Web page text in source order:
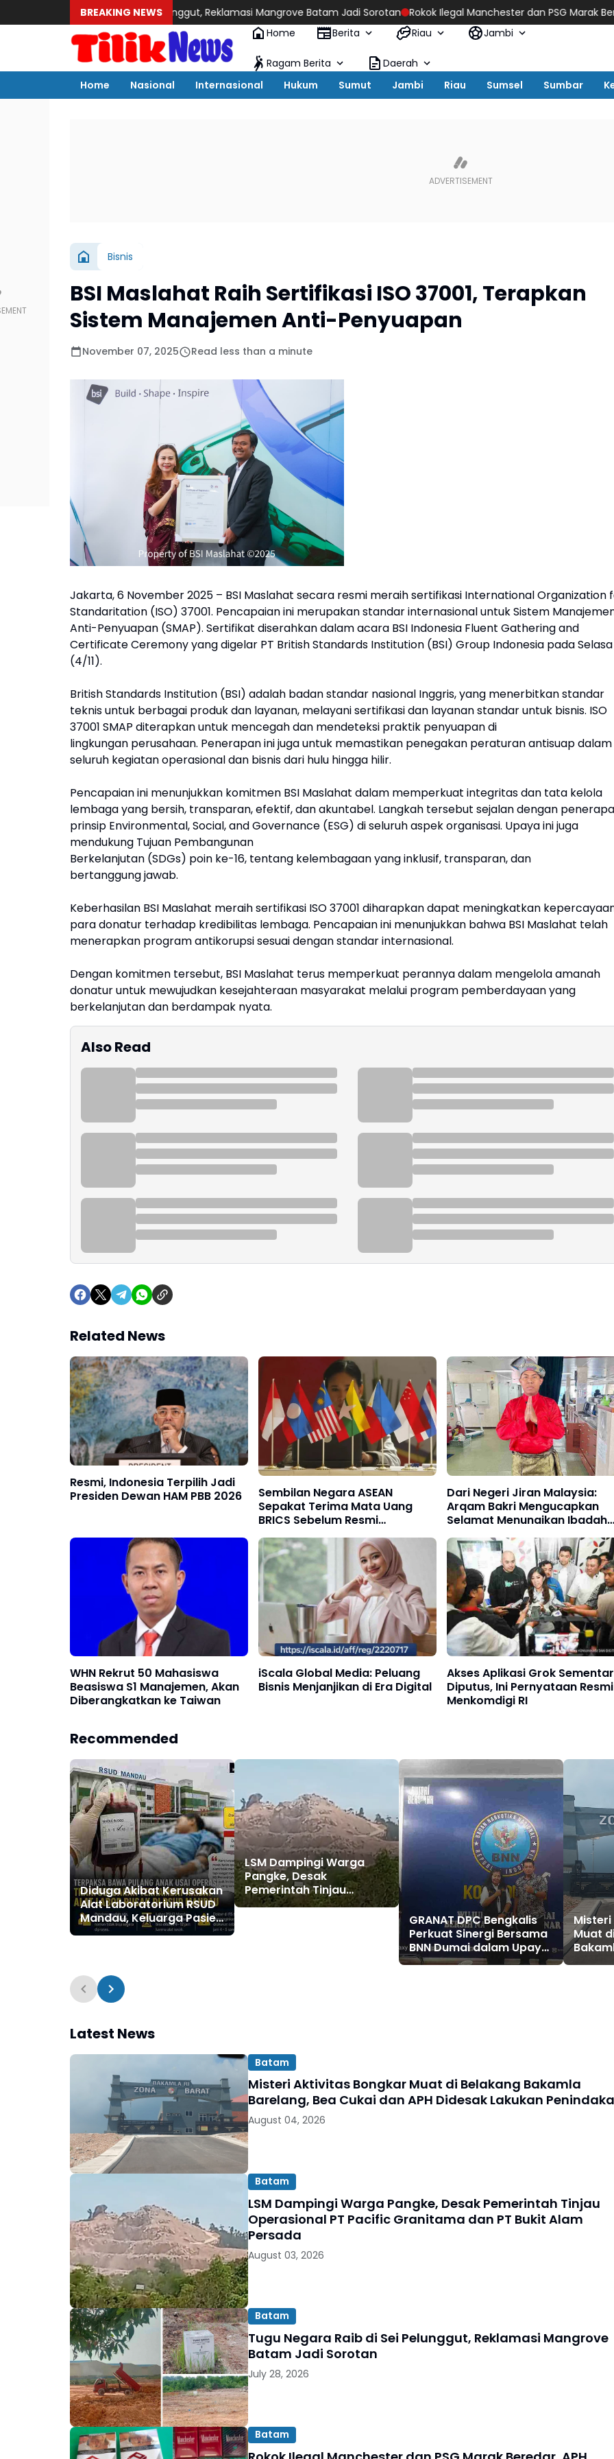
BREAKING NEWS
Raib di Sei Pelunggut, Reklamasi Mangrove Batam Jadi Sorotan Rokok Ilegal Manchester dan PSG Marak Beredar, APH
Home
Berita Riau Jambi
Ragam Berita
Daerah
Home
Nasional Internasional Hukum Sumut Jambi Riau Sumsel Sumbar
Bisnis
BSI Maslahat Raih Sertifikasi ISO 37001, Terapkan
Sistem Manajemen Anti-Penyuapan
November 07, 2025 Read less than a minute
Jakarta, 6 November 2025 – BSI Maslahat secara resmi meraih sertifikasi International Organization
Standaritation (ISO) 37001. Pencapaian ini merupakan standar internasional untuk Sistem
Anti-Penyuapan (SMAP). Sertifikat diserahkan dalam acara BSI Indonesia Fluent Gathering and
Certificate Ceremony yang digelar PT British Standards Institution (BSI) Group Indonesia pada Selasa
(4/11).
British Standards Institution (BSI) adalah badan standar nasional Inggris, yang menerbitkan standar
teknis untuk berbagai produk dan layanan, melayani sertifikasi dan layanan standar untuk bisnis. ISO
37001 SMAP diterapkan untuk mencegah dan mendeteksi praktik penyuapan di
lingkungan perusahaan. Penerapan ini juga untuk memastikan penegakan peraturan antisuap dalam
seluruh kegiatan operasional dan bisnis dari hulu hingga hilir.
Pencapaian ini menunjukkan komitmen BSI Maslahat dalam memperkuat integritas dan tata kelola
lembaga yang bersih, transparan, efektif, dan akuntabel. Langkah tersebut sejalan dengan
prinsip Environmental, Social, and Governance (ESG) di seluruh aspek organisasi. Upaya ini juga
mendukung Tujuan Pembangunan
Berkelanjutan (SDGs) poin ke-16, tentang kelembagaan yang inklusif, transparan, dan
bertanggung jawab.
Keberhasilan BSI Maslahat meraih sertifikasi ISO 37001 diharapkan dapat meningkatkan
para donatur terhadap kredibilitas lembaga. Pencapaian ini menunjukkan bahwa BSI Maslahat telah
menerapkan program antikorupsi sesuai dengan standar internasional.
Dengan komitmen tersebut, BSI Maslahat terus memperkuat perannya dalam mengelola amanah
donatur untuk mewujudkan kesejahteraan masyarakat melalui program pemberdayaan yang
berkelanjutan dan berdampak nyata.
Also Read
Related News
Resmi, Indonesia Terpilih Jadi
Presiden Dewan HAM PBB 2026
Sembilan Negara ASEAN
Sepakat Terima Mata Uang
BRICS Sebelum Resmi
Diluncurkan
Dari Negeri Jiran Malaysia:
Arqam Bakri Mengucapkan
Selamat Menunaikan Ibadah
WHN Rekrut 50 Mahasiswa
Beasiswa S1 Manajemen, Akan
Diberangkatkan ke Taiwan
iScala Global Media: Peluang
Bisnis Menjanjikan di Era Digital
Akses Aplikasi Grok
Diputus, Ini Pernyataan Resmi
Menkomdigi RI
Recommended
Diduga Akibat Kerusakan
Alat Laboratorium RSUD
Mandau, Keluarga Pasien
Terpaksa Bawa Pulang
Membutuhkan Transfusi
Darah
LSM Dampingi Warga
Pangke, Desak
Pemerintah Tinjau
Operasional PT Pacific
GRANAT DPC Bengkalis
Perkuat Sinergi Bersama
BNN Dumai dalam Upaya
Pencegahan Narkotika
Muat
Cukai
Latest News
Batam
Misteri Aktivitas Bongkar Muat di Belakang Bakamla
Barelang, Bea Cukai dan APH Didesak Lakukan
August 04, 2026
Batam
LSM Dampingi Warga Pangke, Desak Pemerintah Tinjau
Operasional PT Pacific Granitama dan PT Bukit Alam
Persada
August 03, 2026
Batam
Tugu Negara Raib di Sei Pelunggut, Reklamasi Mangrove
Batam Jadi Sorotan
July 28, 2026
Batam